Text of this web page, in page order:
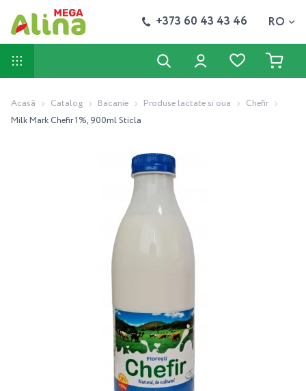
+373 60 43 43 46 RO
Acasă Catalog Bacanie Produse lactate si oua
Chefir
Milk Mark Chefir 1%, 900ml Sticla